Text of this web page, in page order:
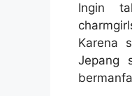
Ingin
Karena
Jepang